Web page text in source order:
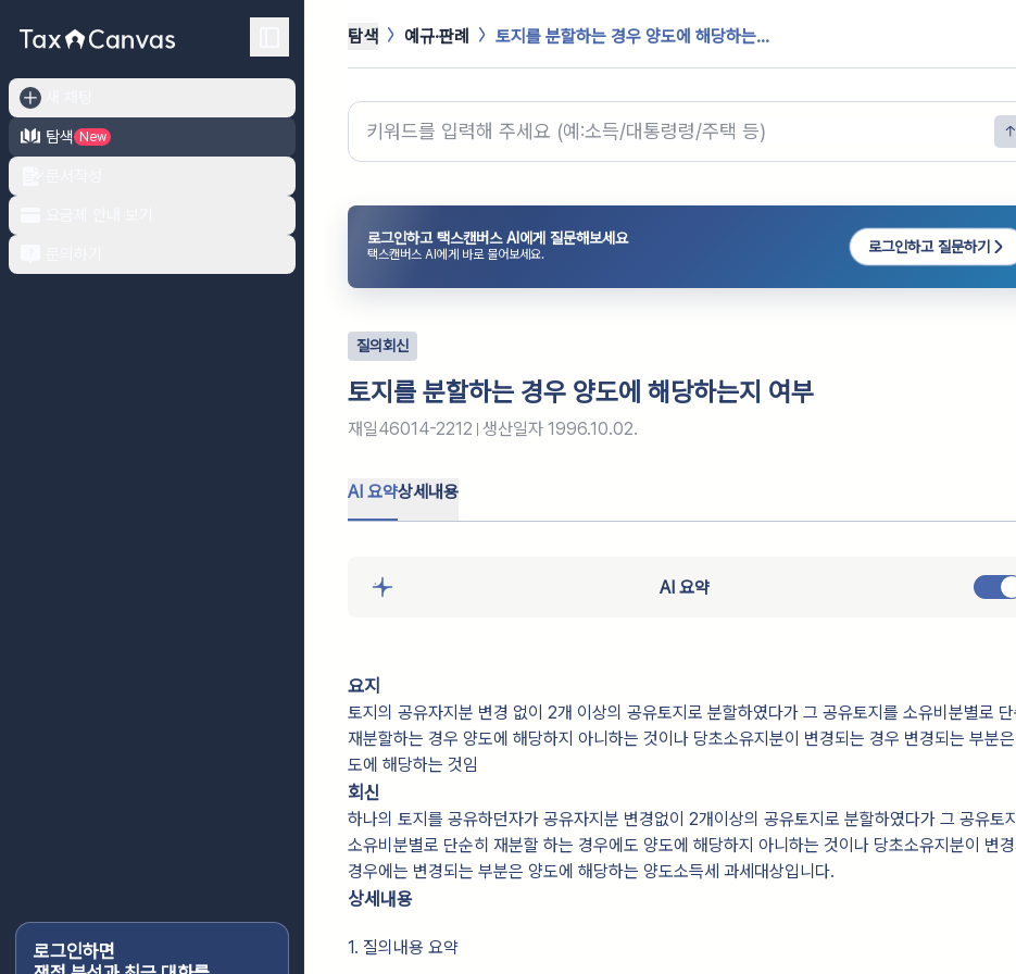
탐색
New
로그인하면
탐색 예규·판례 토지를 분할하는 경우 양도에 해당하는...
로그인하고 택스캔버스 AI에게 질문해보세요
택스캔버스 AI에게 바로 물어보세요. 로그인하고 질문하기
질의회신
토지를 분할하는 경우 양도에 해당하는지 여부
재일46014-2212 생산일자 1996.10.02.
AI 요약상세내용
AI 요약
요지
토지의 공유자지분 변경 없이 2개 이상의 공유토지로 분할하였다가 그 공유토지를 소유비분별로 단
재분할하는 경우 양도에 해당하지 아니하는 것이나 당초소유지분이 변경되는 경우 변경되는 부분
도에 해당하는 것임
회신
하나의 토지를 공유하던자가 공유자지분 변경없이 2개이상의 공유토지로 분할하였다가 그 공유토
소유비분별로 단순히 재분할 하는 경우에도 양도에 해당하지 아니하는 것이나 당초소유지분이 변
경우에는 변경되는 부분은 양도에 해당하는 양도소득세 과세대상입니다.
상세내용
1. 질의내용 요약